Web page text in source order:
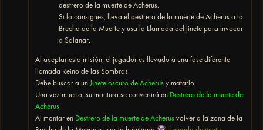
destrero de la muerte de Acherus.
Si lo consigues, lleva el destrero de la muerte de Acherus a la
Brecha de la Muerte y usa la Llamada del jinete para invocar
a Salanar.
Al aceptar esta misión, el jugador es llevado a una fase diferente
llamada Reino de las Sombras.
Debe buscar a unJinete oscuro de Acherus y matarlo.
Una vez muerto, su montura se convertirá en Destrero de la muerte de
Acherus.
Al montar en Destrero de la muerte de Acherus volver a la zona de la